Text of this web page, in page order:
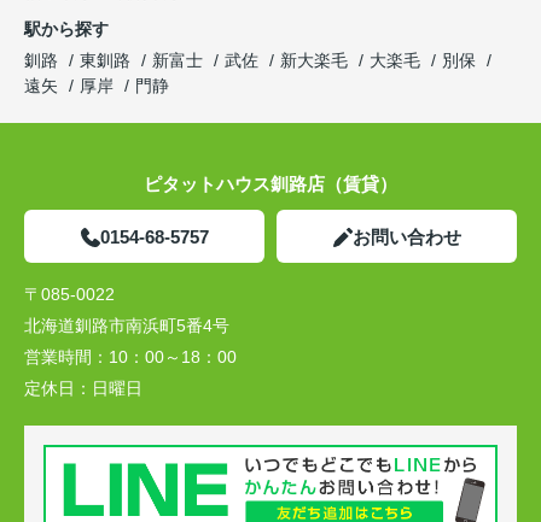
駅から探す
釧路
東釧路 新富士 武佐 新大楽毛 大楽毛
別保
遠矢
厚岸 門静
ピタットハウス釧路店（賃貸）
0154-68-5757 お問い合わせ
〒085-0022
北海道釧路市南浜町5番4号
営業時間： 10：00～18：00
定休日： 日曜日